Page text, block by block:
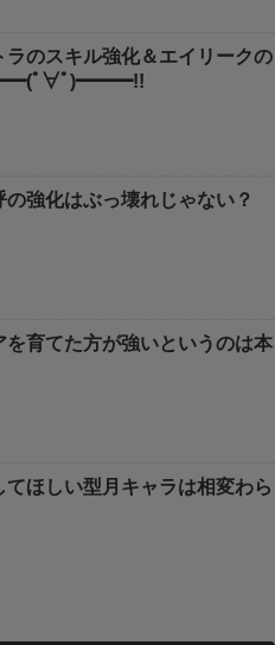
ラのスキル強化＆エイリークの
ﾟ∀ﾟ)━━━!!
の強化はぶっ壊れじゃない？
を育てた方が強いというのは本
てほしい型月キャラは相変わら